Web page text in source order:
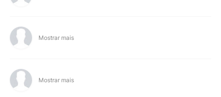
Mostrar mais
Mostrar mais